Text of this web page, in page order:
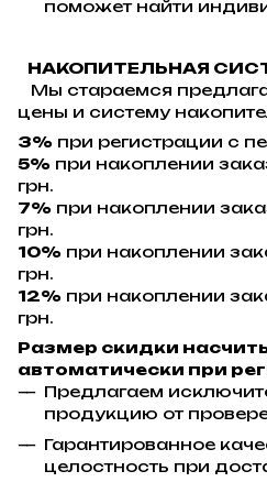
поможет найти
НАКОПИТЕЛЬНАЯ
Мы стараемся
цены и систему
3% при регистрации с
5% при накоплении
грн.
7% при накоплении
грн.
10% при накоплении
грн.
12% при накоплении
грн.
Размер скидки
автоматически при
Предлагаем
продукцию от
Гарантированное
целостность при